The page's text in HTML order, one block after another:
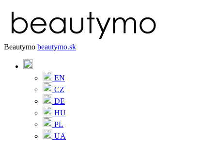
Beautymo beautymo.sk
EN
CZ
DE
HU
PL
UA